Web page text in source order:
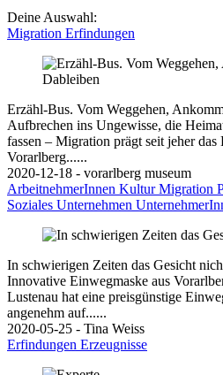
Deine Auswahl:
Migration Erfindungen
Erzähl-Bus. Vom Weggehen,
Aufbrechen ins Ungewisse, die
fassen – Migration prägt seit jeher
Vorarlberg......
2020-12-18 - vorarlberg museum
ArbeitnehmerInnen KulturMigration
Soziales Unternehmen
In schwierigen Zeiten das Gesicht
Innovative Einwegmaske aus
Lustenau hat eine preisgünstige
angenehm auf......
2020-05-25 - Tina Weiss
Erfindungen Erzeugnisse